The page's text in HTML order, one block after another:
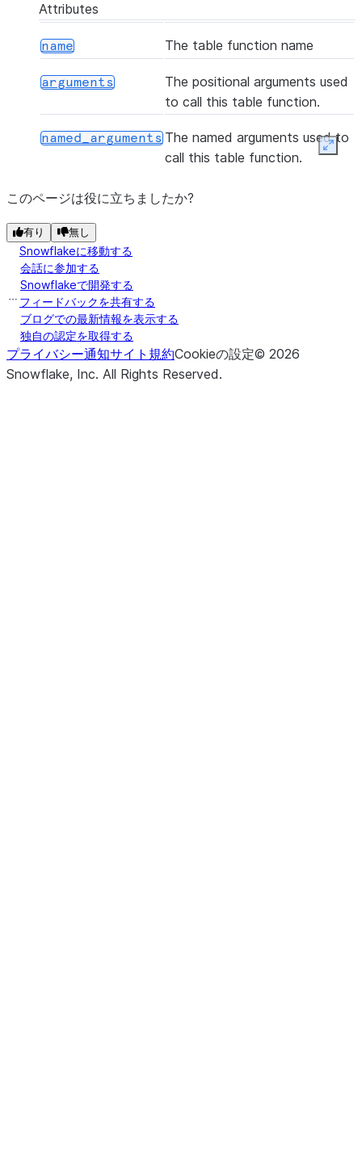
Attributes
name The table function name
arguments
The positional arguments used
to call this table function.
named_arguments The named arguments used to
call this table function.
このページは役に立ちましたか?
有り 無し
Snowflakeに移動する
会話に参加する
Snowflakeで開発する
フィードバックを共有する
ブログでの最新情報を表示する
独自の認定を取得する
プライバシー通知サイト規約Cookieの設定© 2026
Snowflake, Inc. All Rights Reserved.